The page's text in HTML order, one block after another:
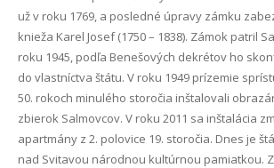
už v roku 1769, a posledné úpravy zámku
knieža Karel Josef (1750 – 1838). Zámok patril
roku 1945, podľa Benešových dekrétov ho
do vlastníctva štátu. V roku 1949 prízemie
50. rokoch minulého storočia inštalovali
zbierok Salmovcov. V roku 2011 sa inštalácia
apartmány z 2. polovice 19. storočia. Dnes je
nad Svitavou národnou kultúrnou pamiatkou.